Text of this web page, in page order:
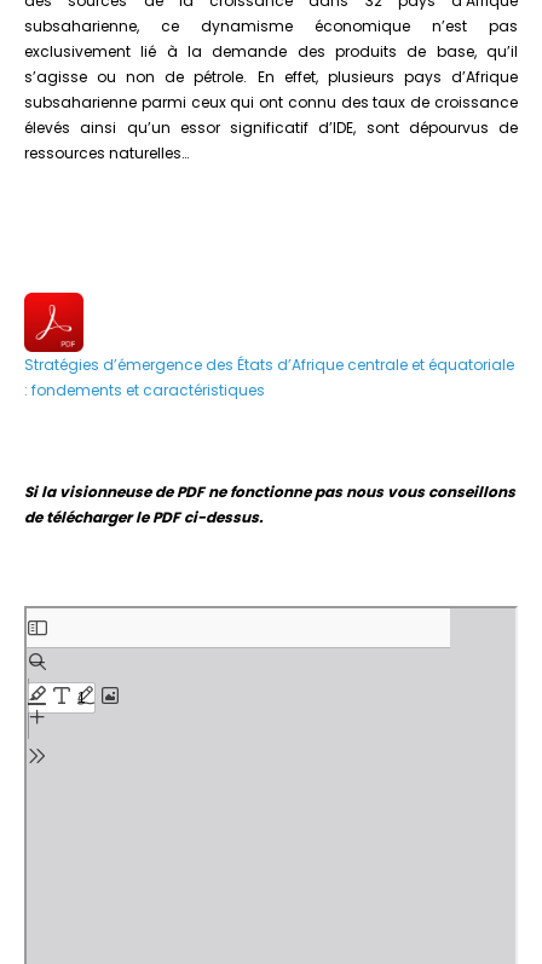
subsaharienne, ce dynamisme économique n’est pas
exclusivement lié à la demande des produits de base, qu’il
s’agisse ou non de pétrole. En effet, plusieurs pays d’Afrique
subsaharienne parmi ceux qui ont connu des taux de croissance
élevés ainsi qu’un essor significatif d’IDE, sont dépourvus de
ressources naturelles…
Stratégies d’émergence des États d’Afrique centrale et équatoriale
: fondements et caractéristiques
Si la visionneuse de PDF ne fonctionne pas nous vous conseillons
de télécharger le PDF ci-dessus.
Aller
au
contenu
PDF